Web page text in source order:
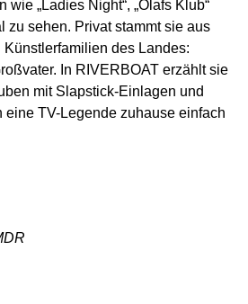
„Ladies Night“, „Olafs Klub“
zu sehen. Privat stammt sie aus
des Landes:
In RIVERBOAT erzählt sie
mit Slapstick-Einlagen und
eine TV-Legende zuhause einfach